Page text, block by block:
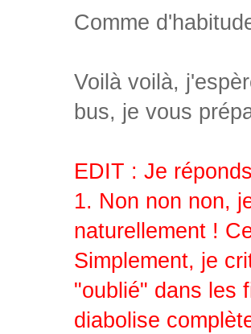
Comme
Voilà voilà,
bus, je vous
EDIT : Je
1. Non non non,
naturellement !
Simplement, je
"oublié" dans les
diabolise